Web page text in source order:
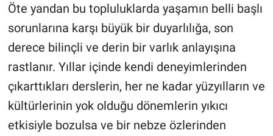
Öte yandan bu topluluklarda yaşamın belli başlı
sorunlarına karşı büyük bir duyarlılığa, son
derece bilinçli ve derin bir varlık anlayışına
rastlanır. Yıllar içinde kendi deneyimlerinden
çıkarttıkları derslerin, her ne kadar yüzyılların ve
kültürlerinin yok olduğu dönemlerin yıkıcı
etkisiyle bozulsa ve bir nebze özlerinden